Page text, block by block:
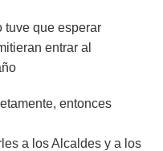
tuve que esperar
entrar al
entonces
a los Alcaldes y a los